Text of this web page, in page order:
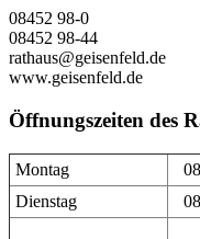
08452 98-0
08452 98-44
rathaus@geisenfeld.de
www.geisenfeld.de
Öffnungszeiten des
Montag
Dienstag